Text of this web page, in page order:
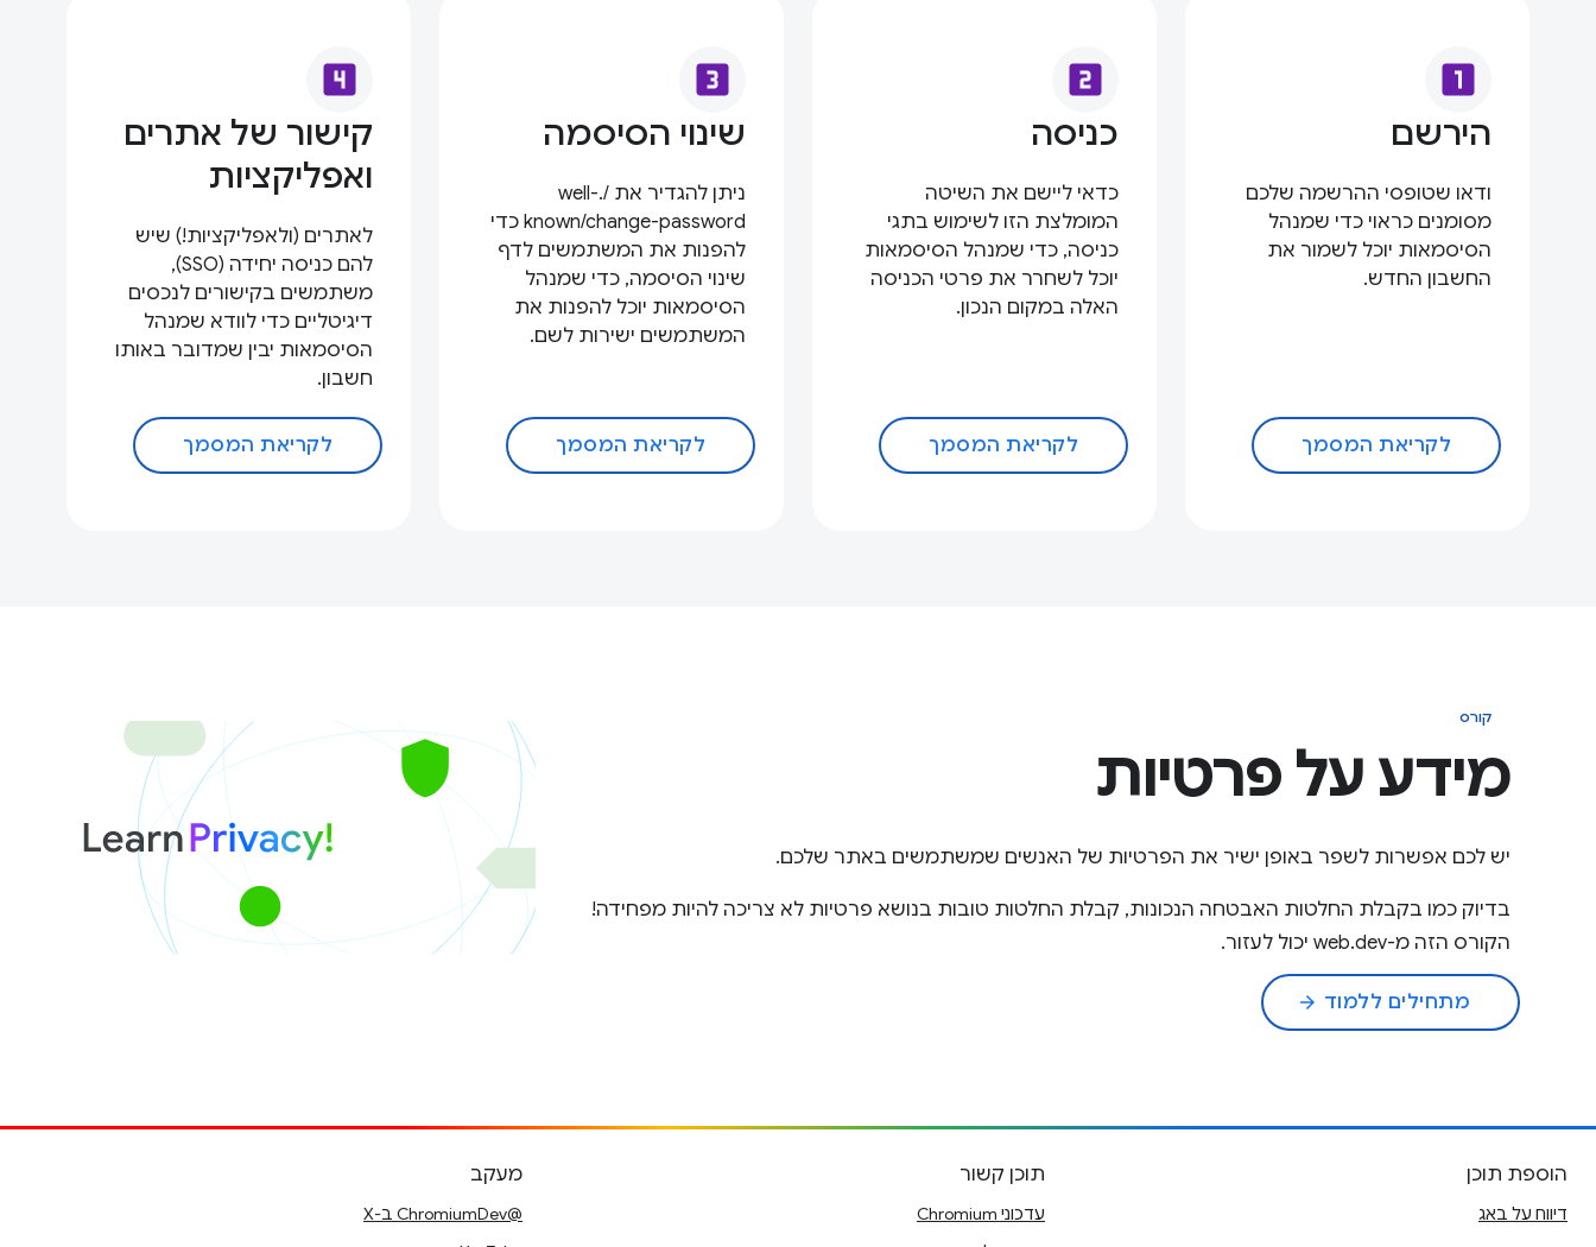
looks_one
הירשם
ודאו שטופסי ההרשמה שלכם
מסומנים כראוי כדי שמנהל
הסיסמאות יוכל לשמור את
החשבון החדש.
לקריאת המסמך
looks_two
כניסה
כדאי ליישם את השיטה
המומלצת הזו לשימוש בתגי
כניסה, כדי שמנהל הסיסמאות
יוכל לשחרר את פרטי הכניסה
האלה במקום הנכון.
לקריאת המסמך
looks_3
שינוי הסיסמה
ניתן להגדיר את /.well-
known/change-password כדי
להפנות את המשתמשים לדף
שינוי הסיסמה, כדי שמנהל
הסיסמאות יוכל להפנות את
המשתמשים ישירות לשם.
לקריאת המסמך
looks_4
קישור של אתרים
ואפליקציות
לאתרים (ולאפליקציות!) שיש
להם כניסה יחידה (SSO),
משתמשים בקישורים לנכסים
דיגיטליים כדי לוודא שמנהל
הסיסמאות יבין שמדובר באותו
חשבון.
לקריאת המסמך
קורס
מידע על פרטיות
יש לכם אפשרות לשפר באופן ישיר את הפרטיות של האנשים שמשתמשים באתר שלכם.
בדיוק כמו בקבלת החלטות האבטחה הנכונות, קבלת החלטות טובות בנושא פרטיות לא צריכה להיות מפחידה!
הקורס הזה מ-web.dev יכול לעזור.
מתחילים ללמוד arrow_forward
הוספת תוכן
דיווח על באג
תוכן קשור
עדכוני Chromium
מעקב
@ChromiumDev ב-X